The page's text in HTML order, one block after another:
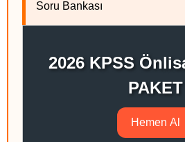
Soru Bankası
2026 KPSS
PAKET
Hemen Al